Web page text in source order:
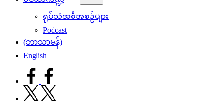
ရုပ်သံအစီအစဉ်များ
Podcast
(ဘာသာမန်)
English
facebook.com
twitter.com